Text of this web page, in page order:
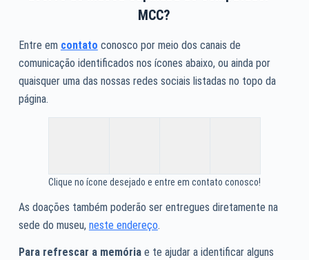
MCC?
Entre em contato conosco por meio dos canais de
comunicação identificados nos ícones abaixo, ou ainda por
quaisquer uma das nossas redes sociais listadas no topo da
página.
Clique no ícone desejado e entre em contato conosco!
As doações também poderão ser entregues diretamente na
sede do museu, neste endereço.
Para refrescar a memóriae te ajudar a identificar alguns